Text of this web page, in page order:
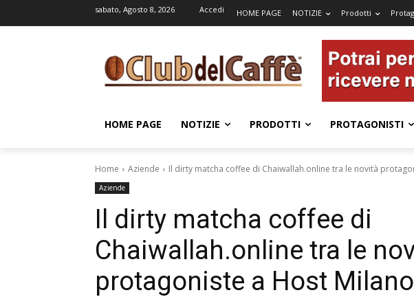
sabato, Agosto 8, 2026 Accedi HOME PAGE NOTIZIE Prodotti
HOME PAGE NOTIZIE PRODOTTI PROTAGONISTI
Home Aziende Il dirty matcha coffee di Chaiwallah.online tra le novità
Aziende
Il dirty matcha coffee di
Chaiwallah.online tra le
protagoniste a Host